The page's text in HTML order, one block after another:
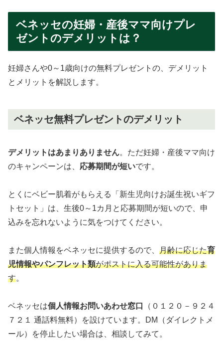
ベネッセの妊婦・産後ママ向けプレ
ゼントのデメリットは？
妊婦さんや0～1歳向けの無料プレゼントの、デメリット
とメリットを解説します。
ベネッセ無料プレゼントのデメリット
デメリットはあまりありません。ただ妊婦・産後ママ向け
のキャンペーンは、 応募期間が短いです。
とくにベビー肌着がもらえる「新生児向けお誕生祝いギフ
トセット」は、生後0～1カ月と応募期間が短いので、申
込みを忘れないように気をつけてください。
また個人情報をベネッセに提供するので、 月齢に応じた育
児情報やパンフレット類がポストに入る可能性がありま
す。
ベネッセは個人情報お問いあわせ窓口
（０１２０－９２４
７２１ 通話料無料）を設けています。DM（ダイレクトメ
ール）を停止したい場合は、相談してみて。